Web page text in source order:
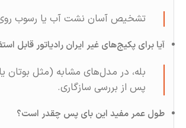
تشخیص آسان نشت آب یا رسوب
آیا برای پکیج‌های غیر ایران رادیاتور قابل
بله، در مدل‌های مشابه (مثل بوتان
پس از بررسی سازگاری.
طول عمر مفید این بای‌ پس چقدر است؟